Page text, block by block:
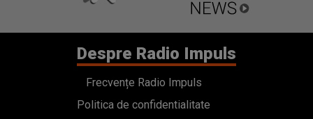
Despre Radio Impuls
Frecvențe Radio Impuls
Politica de confidentialitate